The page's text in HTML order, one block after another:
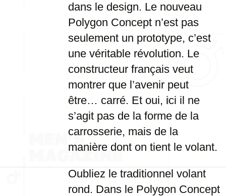
dans le design. Le nouveau
Polygon Concept n’est pas
seulement un prototype, c’est
une véritable révolution. Le
constructeur français veut
montrer que l’avenir peut
être… carré. Et oui, ici il ne
s’agit pas de la forme de la
carrosserie, mais de la
manière dont on tient le volant.
Oubliez le traditionnel volant
rond. Dans le Polygon Concept